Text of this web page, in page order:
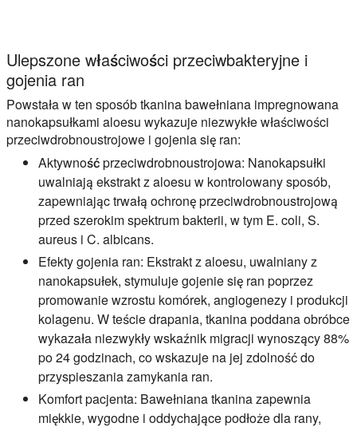
Ulepszone właściwości przeciwbakteryjne i
gojenia ran
Powstała w ten sposób tkanina bawełniana impregnowana
nanokapsułkami aloesu wykazuje niezwykłe właściwości
przeciwdrobnoustrojowe i gojenia się ran:
Aktywność przeciwdrobnoustrojowa: Nanokapsułki
uwalniają ekstrakt z aloesu w kontrolowany sposób,
zapewniając trwałą ochronę przeciwdrobnoustrojową
przed szerokim spektrum bakterii, w tym E. coli, S.
aureus i C. albicans.
Efekty gojenia ran: Ekstrakt z aloesu, uwalniany z
nanokapsułek, stymuluje gojenie się ran poprzez
promowanie wzrostu komórek, angiogenezy i produkcji
kolagenu. W teście drapania, tkanina poddana obróbce
wykazała niezwykły wskaźnik migracji wynoszący 88%
po 24 godzinach, co wskazuje na jej zdolność do
przyspieszania zamykania ran.
Komfort pacjenta: Bawełniana tkanina zapewnia
miękkie, wygodne i oddychające podłoże dla rany,